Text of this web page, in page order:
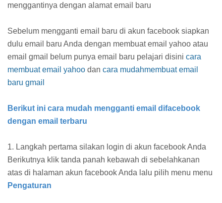
menggantinya dengan alamat email baru
Sebelum mengganti email baru di akun facebook siapkan
dulu email baru Anda dengan membuat email yahoo atau
email gmail belum punya email baru pelajari disini cara
membuat email yahoo dan cara mudahmembuat email
baru gmail
Berikut ini cara mudah mengganti email difacebook
dengan email terbaru
1. Langkah pertama silakan login di akun facebook Anda
Berikutnya klik tanda panah kebawah di sebelahkanan
atas di halaman akun facebook Anda lalu pilih menu menu
Pengaturan